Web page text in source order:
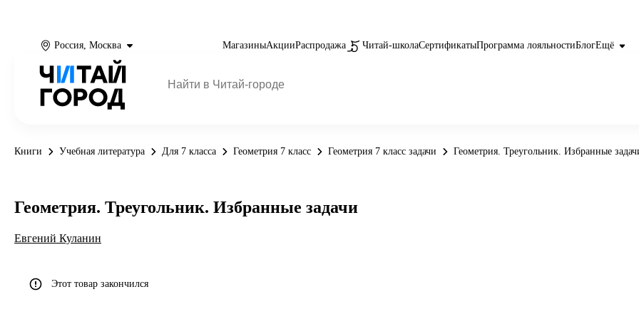
Россия, Москва МагазиныАкцииРаспродажа Читай-школаСертификатыПрограмма лояльностиБлогЕщё
Книги Учебная литература Для 7 класса Геометрия 7 класс Геометрия 7 класс задачи Геометрия. Треугольник. Избранные
Геометрия. Треугольник. Избранные задачи
Евгений Куланин
Этот товар закончился